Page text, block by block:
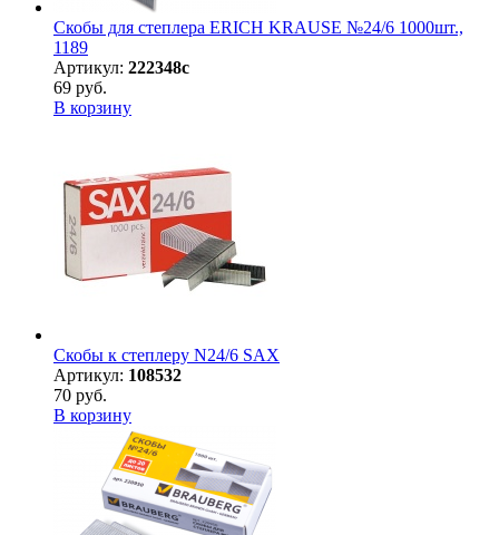
Скобы для степлера ERICH KRAUSE №24/6 1000шт.,
1189
Артикул: 222348с
69 руб.
В корзину
Скобы к степлеру N24/6 SAX
Артикул: 108532
70 руб.
В корзину